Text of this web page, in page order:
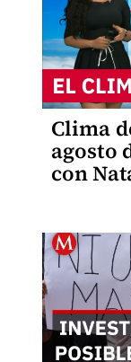
Clima
agosto
con